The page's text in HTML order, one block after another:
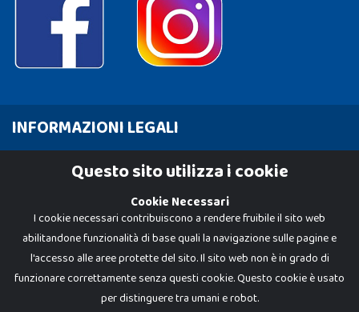
INFORMAZIONI LEGALI
Cookie PolicyQuesto sito utilizza i cookie
Cookie Necessari
I cookie necessari contribuiscono a rendere fruibile il sito web
abilitandone funzionalità di base quali la navigazione sulle pagine e
l'accesso alle aree protette del sito. Il sito web non è in grado di
funzionare correttamente senza questi cookie. Questo cookie è usato
per distinguere tra umani e robot.